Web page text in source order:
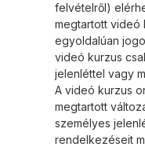
felvételről)
megtartott videó
egyoldalúan
videó kurzus
jelenléttel vagy
A videó kurzus
megtartott
személyes
rendelkezéseit